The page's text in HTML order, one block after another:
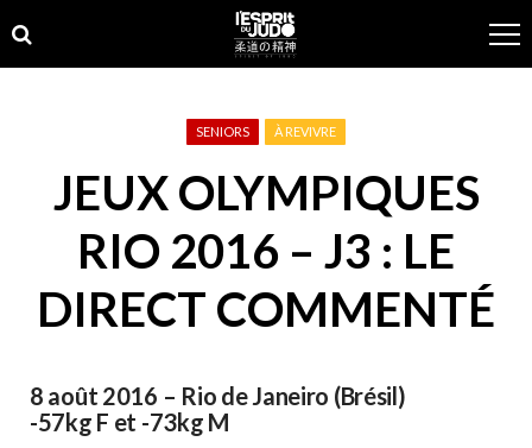
to
navigation
to
content
SENIORS À REVIVRE
JEUX OLYMPIQUES
RIO 2016 – J3 : LE
DIRECT COMMENTÉ
8 août 2016 – Rio de Janeiro (Brésil)
-57kg F et -73kg M